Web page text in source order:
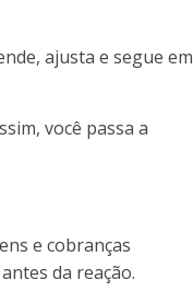
ajusta e segue em
você passa a
e cobranças
da reação.